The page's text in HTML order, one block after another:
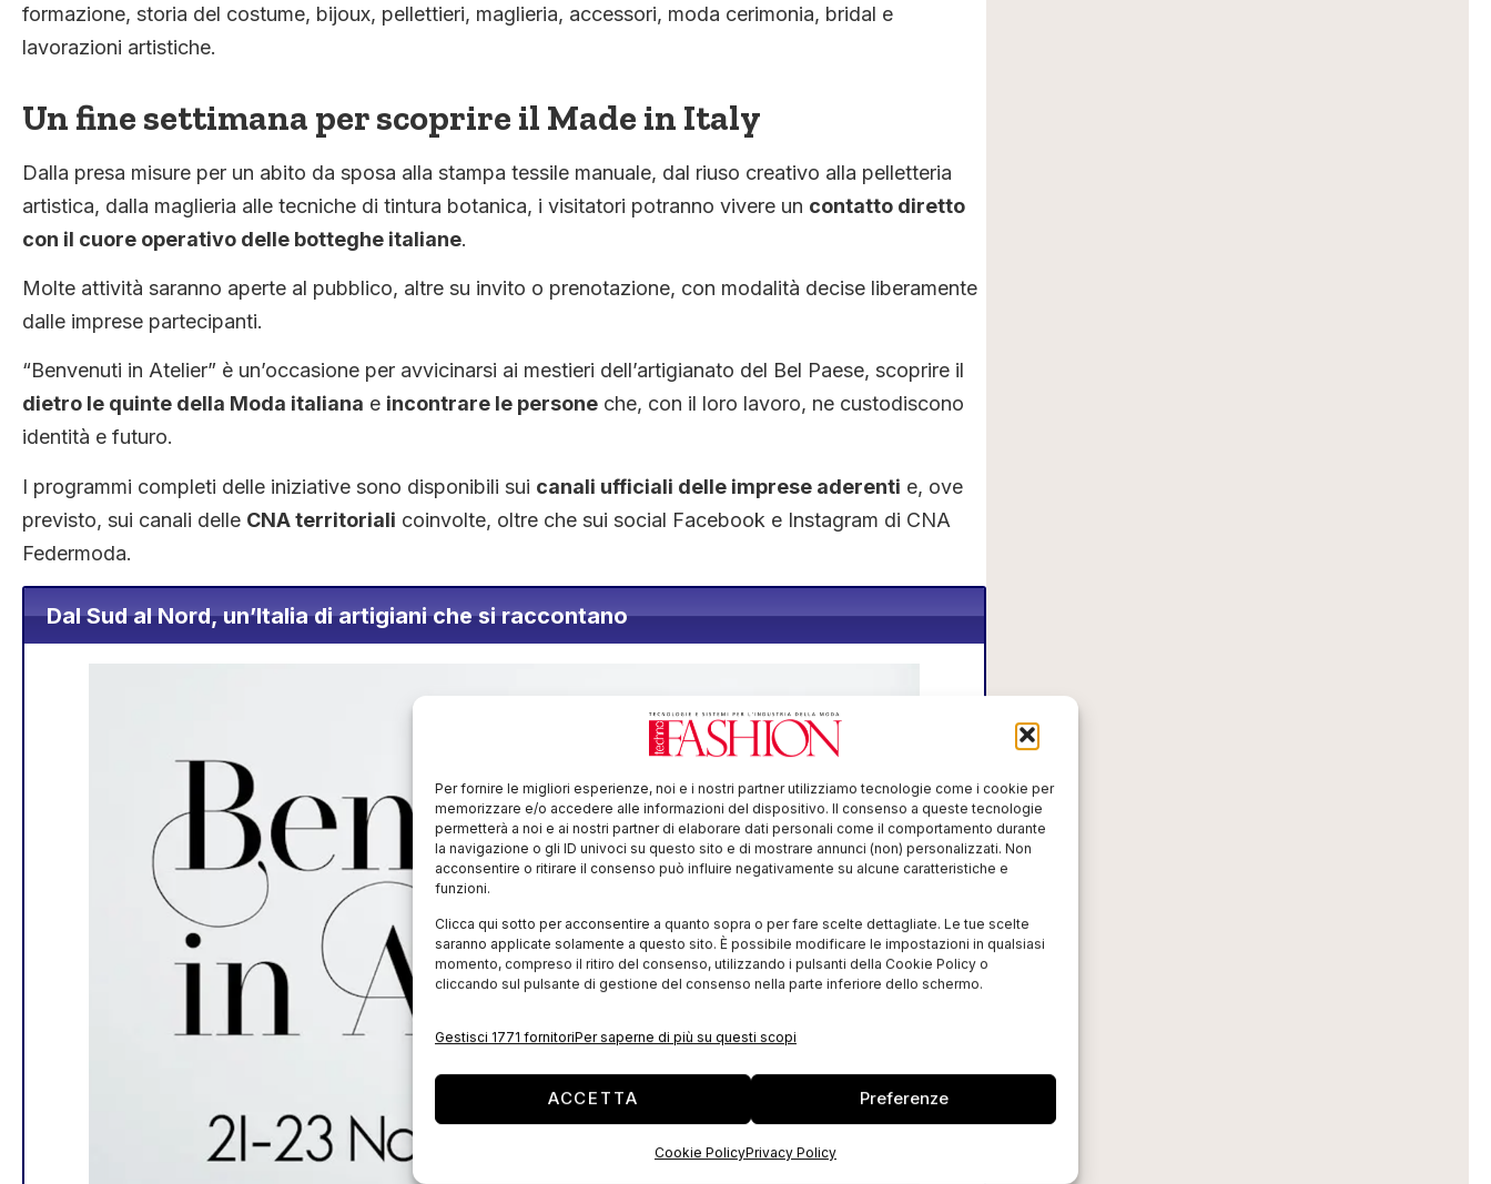
Per fornire le migliori esperienze, noi e i nostri partner utilizziamo tecnologie come i cookie per
memorizzare e/o accedere alle informazioni del dispositivo. Il consenso a queste tecnologie
permetterà a noi e ai nostri partner di elaborare dati personali come il comportamento durante
la navigazione o gli ID univoci su questo sito e di mostrare annunci (non) personalizzati. Non
acconsentire o ritirare il consenso può influire negativamente su alcune caratteristiche e
funzioni.
Clicca qui sotto per acconsentire a quanto sopra o per fare scelte dettagliate. Le tue scelte
saranno applicate solamente a questo sito. È possibile modificare le impostazioni in qualsiasi
momento, compreso il ritiro del consenso, utilizzando i pulsanti della Cookie Policy o
cliccando sul pulsante di gestione del consenso nella parte inferiore dello schermo.
Gestisci 1771 fornitoriPer saperne di più su questi scopi
ACCETTA Preferenze
Cookie PolicyPrivacy Policy
formazione, storia del costume, bijoux, pellettieri, maglieria, accessori, moda cerimonia, bridal e
lavorazioni artistiche.
Un fine settimana per scoprire il Made in Italy
Dalla presa misure per un abito da sposa alla stampa tessile manuale, dal riuso creativo alla pelletteria
artistica, dalla maglieria alle tecniche di tintura botanica, i visitatori potranno vivere un contatto diretto
con il cuore operativo delle botteghe italiane.
Molte attività saranno aperte al pubblico, altre su invito o prenotazione, con modalità decise liberamente
dalle imprese partecipanti.
“Benvenuti in Atelier” è un’occasione per avvicinarsi ai mestieri dell’artigianato del Bel Paese, scoprire il
dietro le quinte della Moda italiana e incontrare le persone che, con il loro lavoro, ne custodiscono
identità e futuro.
I programmi completi delle iniziative sono disponibili sui canali ufficiali delle imprese aderenti e, ove
previsto, sui canali delle CNA territoriali coinvolte, oltre che sui social Facebook e Instagram di CNA
Federmoda.
Dal Sud al Nord, un’Italia di artigiani che si raccontano